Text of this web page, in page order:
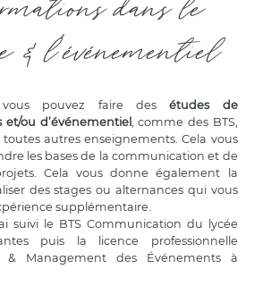
dans le
& l'événementiel
vous pouvez faire desétudes de
ou d’événementiel, comme des BTS,
toutes autres enseignements. Cela vous
les bases de la communication et de
Cela vous donne également la
des stages ou alternances qui vous
supplémentaire.
suivi le BTS Communication du lycée
puis la licence professionnelle
& Management des Événements à